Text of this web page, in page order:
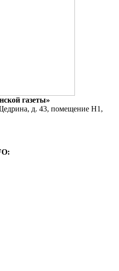
газеты»
д. 43, помещение Н1,